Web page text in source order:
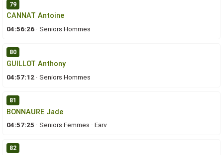
79
CANNAT Antoine
04:56:26 ·Seniors Hommes
80
GUILLOT Anthony
04:57:12 ·Seniors Hommes
81
BONNAURE Jade
04:57:25 ·Seniors Femmes ·Earv
82